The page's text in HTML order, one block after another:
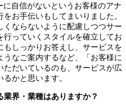
に自信がないというお客様のアナ
お手伝いもしてまいりました。
くならないように配慮しつつサー
行っていくスタイルを確立してお
もしっかりお答えし、サービスを
なご案内するなど、「お客様に
ただいているのも、サービスが広
かと思います。
界・業種はありますか？